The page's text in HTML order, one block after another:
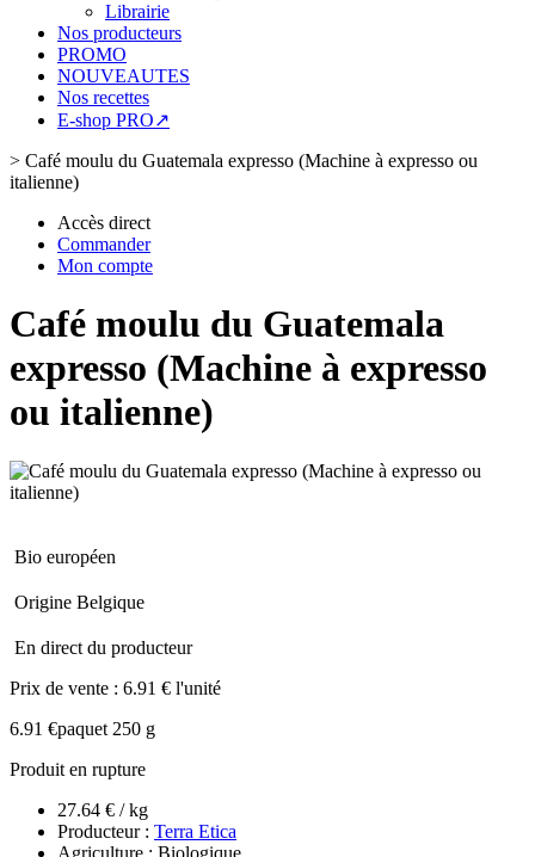
Librairie
Nos producteurs
PROMO
NOUVEAUTES
Nos recettes
E-shop PRO↗
> Café moulu du Guatemala expresso (Machine à expresso ou
italienne)
Accès direct
Commander
Mon compte
Café moulu du Guatemala
expresso (Machine à expresso
ou italienne)
Bio européen
Origine Belgique
En direct du producteur
Prix de vente : 6.91 € l'unité
6.91 €paquet 250 g
Produit en rupture
27.64 € / kg
Producteur : Terra Etica
Agriculture : Biologique